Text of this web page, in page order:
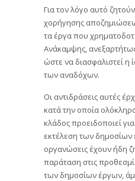
Για τον λόγο αυτό
χορήγησης
τα έργα που
Ανάκαμψης,
ώστε να διασφαλιστεί η
των αναδόχων.
Οι αντιδράσεις αυτές
κατά την οποία
κλάδος προειδοποιεί
εκτέλεση των δημοσίων
οργανώσεις έχουν ήδη
παράταση στις
των δημοσίων έργων,